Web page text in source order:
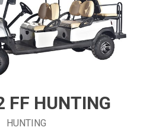
FF HUNTING
HUNTING